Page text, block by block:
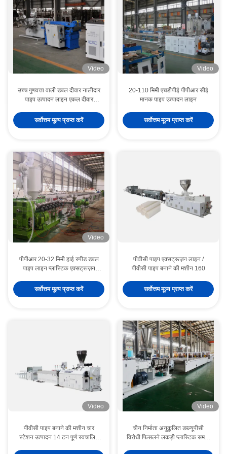
Video
उच्च गुणवत्ता वाली डबल दीवार नालीदार
पाइप उत्पादन लाइन एकल दीवार
सर्वोत्तम मूल्य प्राप्त करें
Video
20-110 मिमी एचडीपीई पीपीआर सीई
मानक पाइप उत्पादन लाइन
सर्वोत्तम मूल्य प्राप्त करें
Video
पीपीआर 20-32 मिमी हाई स्पीड डबल
पाइप लाइन प्लास्टिक एक्सट्रूज़न
मशीन
सर्वोत्तम मूल्य प्राप्त करें
पीवीसी पाइप एक्सट्रूज़न लाइन /
पीवीसी पाइप बनाने की मशीन 160
सर्वोत्तम मूल्य प्राप्त करें
Video
पीवीसी पाइप बनाने की मशीन चार
स्टेशन उत्पादन 14 टन पूर्ण स्वचालित
Video
चीन निर्माता अनुकूलित डब्ल्यूपीसी
विरोधी फिसलने लकड़ी प्लास्टिक समग्र